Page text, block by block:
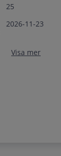
25
2026-11-23
Visa mer